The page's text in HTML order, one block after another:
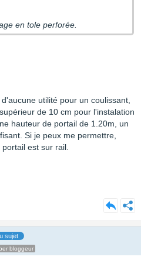
en tole perforée.
utilité pour un coulissant,
de 10 cm pour l'instalation
hauteur de portail de 1.20m, un
Si je peux me permettre,
est sur rail.
sujet
bloggeur